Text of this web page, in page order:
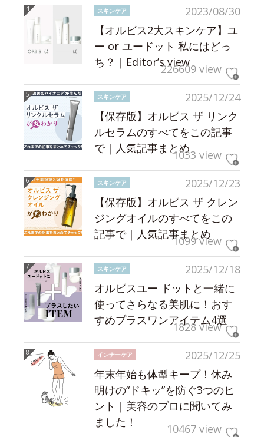
2023/08/30
スキンケア
【オルビス2大スキンケア】ユ
ー or ユードット 私にはどっ
ち？｜Editor’s view226609 view
2025/12/24
スキンケア
【保存版】オルビス ザ リンク
ルセラムのすべてをこの記事
で｜人気記事まとめ1033 view
2025/12/23
スキンケア
【保存版】オルビス ザ クレン
ジングオイルのすべてをこの
記事で｜人気記事まとめ
1099 view
2025/12/18
スキンケア
オルビスユー ドットと一緒に
使ってさらなる美肌に！おす
すめプラスワンアイテム4選
1828 view
2025/12/25
インナーケア
年末年始も体型キープ！休み
明けの“ドキッ”を防ぐ3つのヒ
ント｜美容のプロに聞いてみ
ました！
10467 view